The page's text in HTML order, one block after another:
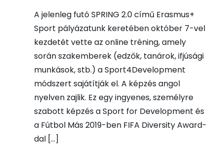
A jelenleg futó SPRING 2.0 című Erasmus+
Sport pályázatunk keretében október 7-vel
kezdetét vette az online tréning, amely
során szakemberek (edzők, tanárok, ifjúsági
munkások, stb.) a Sport4Development
módszert sajátítják el. A képzés angol
nyelven zajlik. Ez egy ingyenes, személyre
szabott képzés a Sport for Development és
a Fútbol Más 2019-ben FIFA Diversity Award-
dal […]